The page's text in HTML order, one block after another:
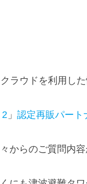
ラウドを利用し
」認定再販パート
からのご質問内容